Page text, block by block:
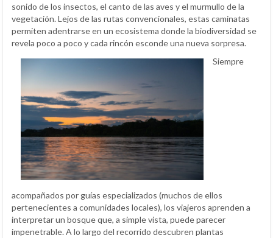
sonido de los insectos, el canto de las aves y el murmullo de la
vegetación. Lejos de las rutas convencionales, estas caminatas
permiten adentrarse en un ecosistema donde la biodiversidad se
revela poco a poco y cada rincón esconde una nueva sorpresa.
Siempre
acompañados por guías especializados (muchos de ellos
pertenecientes a comunidades locales), los viajeros aprenden a
interpretar un bosque que, a simple vista, puede parecer
impenetrable. A lo largo del recorrido descubren plantas